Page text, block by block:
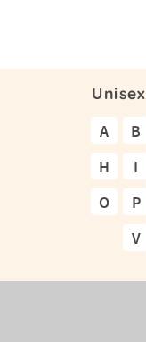
A B
H
I
O
P
V